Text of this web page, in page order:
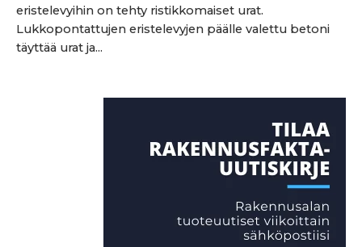
eristelevyihin on tehty ristikkomaiset urat.
Lukkopontattujen eristelevyjen päälle valettu betoni
täyttää urat ja...